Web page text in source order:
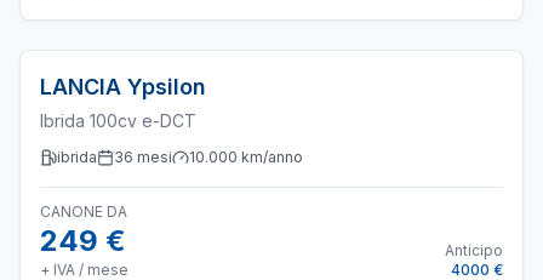
LANCIA Ypsilon
Ibrida 100cv e-DCT
ibrida 36 mesi 10.000 km/anno
CANONE DA
249 €
+ IVA / mese
Anticipo
4000 €